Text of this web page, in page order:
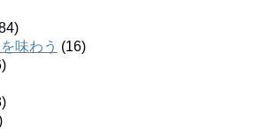
味わう (16)